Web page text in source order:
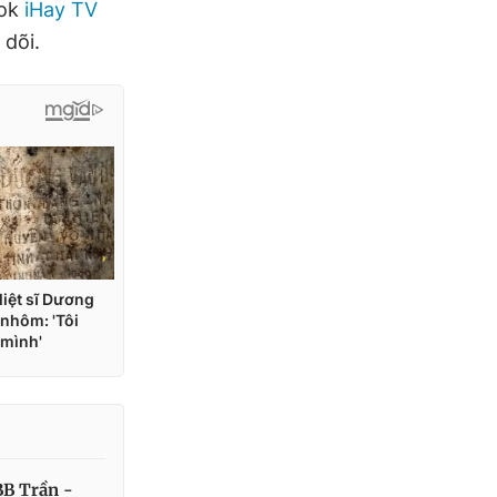
iHay TV
dõi.
Trần -